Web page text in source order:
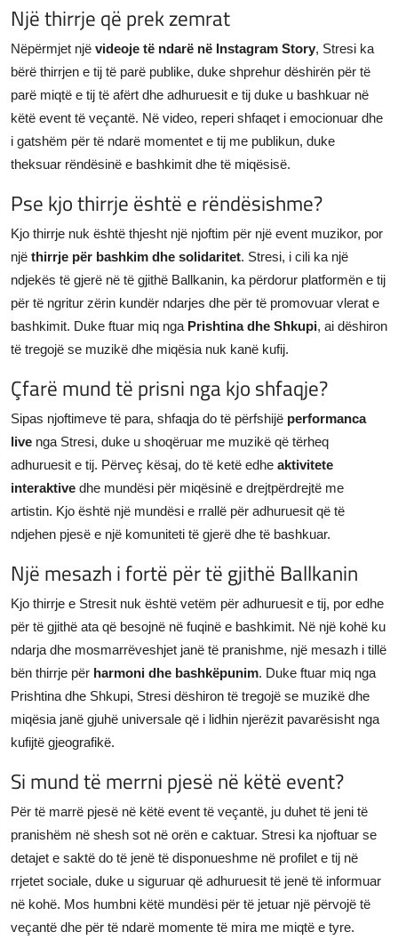
Një thirrje që prek zemrat
Nëpërmjet një videoje të ndarë në Instagram Story, Stresi ka
bërë thirrjen e tij të parë publike, duke shprehur dëshirën për të
parë miqtë e tij të afërt dhe adhuruesit e tij duke u bashkuar në
këtë event të veçantë. Në video, reperi shfaqet i emocionuar dhe
i gatshëm për të ndarë momentet e tij me publikun, duke
theksuar rëndësinë e bashkimit dhe të miqësisë.
Pse kjo thirrje është e rëndësishme?
Kjo thirrje nuk është thjesht një njoftim për një event muzikor, por
një thirrje për bashkim dhe solidaritet. Stresi, i cili ka një
ndjekës të gjerë në të gjithë Ballkanin, ka përdorur platformën e tij
për të ngritur zërin kundër ndarjes dhe për të promovuar vlerat e
bashkimit. Duke ftuar miq nga Prishtina dhe Shkupi, ai dëshiron
të tregojë se muzikë dhe miqësia nuk kanë kufij.
Çfarë mund të prisni nga kjo shfaqje?
Sipas njoftimeve të para, shfaqja do të përfshijë performanca
live nga Stresi, duke u shoqëruar me muzikë që tërheq
adhuruesit e tij. Përveç kësaj, do të ketë edhe aktivitete
interaktive dhe mundësi për miqësinë e drejtpërdrejtë me
artistin. Kjo është një mundësi e rrallë për adhuruesit që të
ndjehen pjesë e një komuniteti të gjerë dhe të bashkuar.
Një mesazh i fortë për të gjithë Ballkanin
Kjo thirrje e Stresit nuk është vetëm për adhuruesit e tij, por edhe
për të gjithë ata që besojnë në fuqinë e bashkimit. Në një kohë ku
ndarja dhe mosmarrëveshjet janë të pranishme, një mesazh i tillë
bën thirrje për harmoni dhe bashkëpunim. Duke ftuar miq nga
Prishtina dhe Shkupi, Stresi dëshiron të tregojë se muzikë dhe
miqësia janë gjuhë universale që i lidhin njerëzit pavarësisht nga
kufijtë gjeografikë.
Si mund të merrni pjesë në këtë event?
Për të marrë pjesë në këtë event të veçantë, ju duhet të jeni të
pranishëm në shesh sot në orën e caktuar. Stresi ka njoftuar se
detajet e saktë do të jenë të disponueshme në profilet e tij në
rrjetet sociale, duke u siguruar që adhuruesit të jenë të informuar
në kohë. Mos humbni këtë mundësi për të jetuar një përvojë të
veçantë dhe për të ndarë momente të mira me miqtë e tyre.